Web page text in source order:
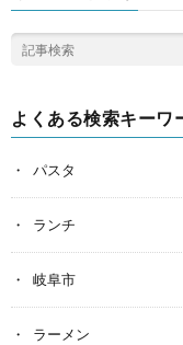
よくある検索キーワ
パスタ
ランチ
岐阜市
ラーメン